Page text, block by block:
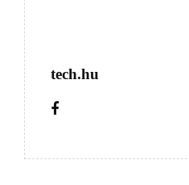
tech.hu